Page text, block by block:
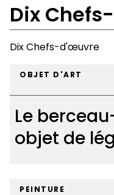
Dix
Dix Chefs-d'œuvre
OBJET D'ART
Le
objet de
berceau-
PEINTURE